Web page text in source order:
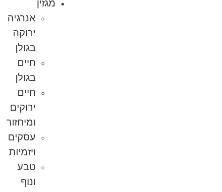
מגזין
אנרגיה
ירוקה
בגולן
חיים
בגולן
חיים
ירוקים
ומיחזור
עסקים
ויזמיות
טבע